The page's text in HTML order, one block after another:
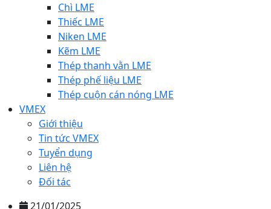
Chì LME
Thiếc LME
Niken LME
Kẽm LME
Thép thanh vằn LME
Thép phế liệu LME
Thép cuộn cán nóng LME
VMEX
Giới thiệu
Tin tức VMEX
Tuyển dụng
Liên hệ
Đối tác
21/01/2025